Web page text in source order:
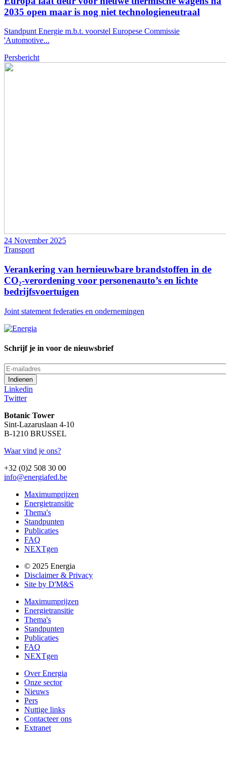
2035 open maar is nog niet technologieneutraal
Standpunt Energie m.b.t. voorstel Europese Commissie
'Automotive...
Persbericht
24 November 2025
Transport
Verankering van hernieuwbare brandstoffen in de
CO₂-verordening voor personenauto’s en lichte
bedrijfsvoertuigen
Joint statement federaties en ondernemingen
Schrijf je in voor de nieuwsbrief
E-
mailadres
Linkedin
Twitter
Botanic Tower
Sint-Lazaruslaan 4-10
B-1210 BRUSSEL
Waar vind je ons?
+32 (0)2 508 30 00
info@energiafed.be
Maximumprijzen
Energietransitie
Thema's
Standpunten
Publicaties
FAQ
NEXTgen
© 2025 Energia
Disclaimer & Privacy
Site by D'M&S
Maximumprijzen
Energietransitie
Thema's
Standpunten
Publicaties
FAQ
NEXTgen
Over Energia
Onze sector
Nieuws
Pers
Nuttige links
Contacteer ons
Extranet